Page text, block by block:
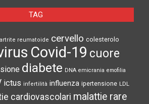
TAG
artrite reumatoide cervello colesterolo
Covid-19 cuore
diabete DNA emicrania emofilia
ictus infertilità influenza ipertensione LDL
cardiovascolari malattie rare